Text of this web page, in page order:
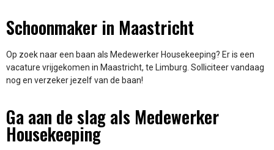
Schoonmaker in Maastricht
Op zoek naar een baan als Medewerker Housekeeping? Er is een
vacature vrijgekomen in Maastricht, te Limburg. Solliciteer vandaag
nog en verzeker jezelf van de baan!
Ga aan de slag als Medewerker
Housekeeping